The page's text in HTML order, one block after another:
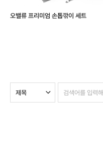
오밸류 프리미엄 손톱깎이 세트